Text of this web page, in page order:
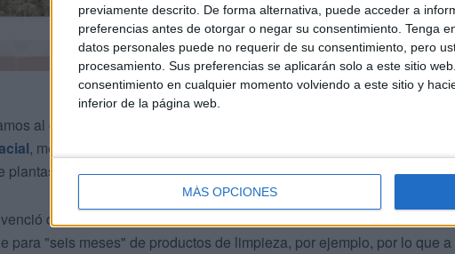
previamente descrito. De forma alternativa, puede acceder a
preferencias antes de otorgar o negar su consentimiento. Tenga
datos personales puede no requerir de su consentimiento, pero
procesamiento. Sus preferencias se aplicarán solo a este sitio
consentimiento en cualquier momento volviendo a este sitio y
inferior de la página web.
MÁS OPCIONES
al día una media de 70 tóxicos encima; yo ya no uso desodorante,
, me lo hago todo yo misma", cuenta Rodríguez sobre los beneficios
plantas concentrados.
de la efectividad de estos líquidos tras curar una quemadura,
para "seis meses" de productos de limpieza, por ejemplo, por lo que